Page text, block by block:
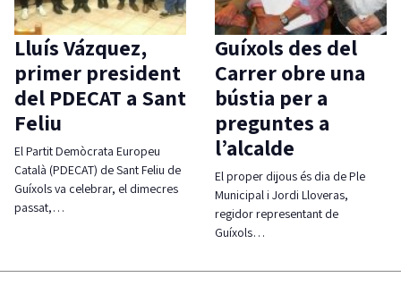
Lluís Vázquez,
primer president
del PDECAT a Sant
Feliu
El Partit Demòcrata Europeu
Català (PDECAT) de Sant Feliu de
Guíxols va celebrar, el dimecres
passat,…
Guíxols des del
Carrer obre una
bústia per a
preguntes a
l’alcalde
El proper dijous és dia de Ple
Municipal i Jordi Lloveras,
regidor representant de
Guíxols…